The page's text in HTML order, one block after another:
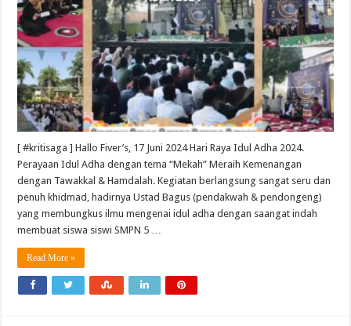
[ #kritisaga ] Hallo Fiver’s, 17 Juni 2024 Hari Raya Idul Adha 2024.
Perayaan Idul Adha dengan tema “Mekah” Meraih Kemenangan
dengan Tawakkal & Hamdalah. Kegiatan berlangsung sangat seru dan
penuh khidmad, hadirnya Ustad Bagus (pendakwah & pendongeng)
yang membungkus ilmu mengenai idul adha dengan saangat indah
membuat siswa siswi SMPN 5 …
Read More »